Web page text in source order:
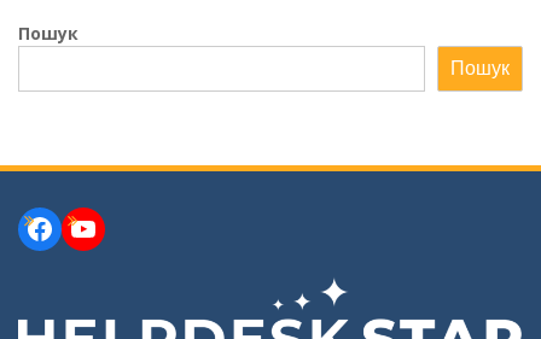
Пошук
Пошук
Facebook
YouTube